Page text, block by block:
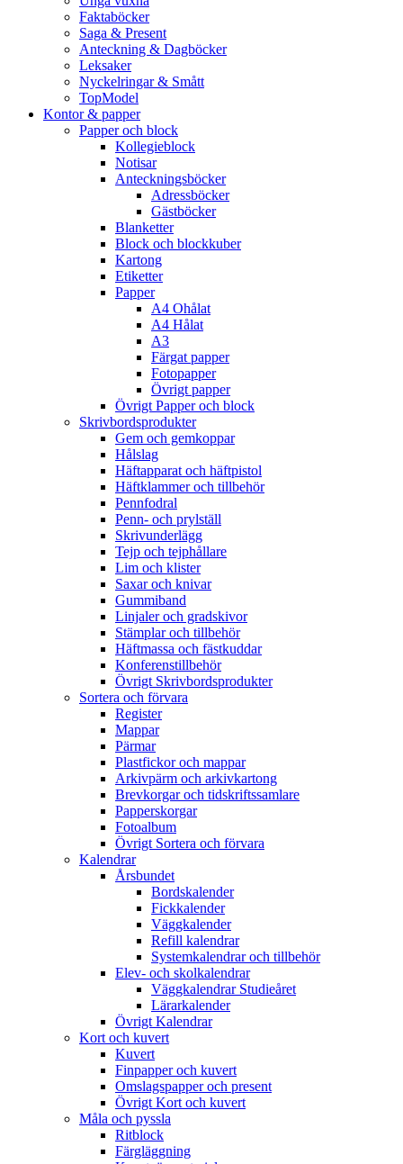
Faktaböcker
Saga & Present
Anteckning & Dagböcker
Leksaker
Nyckelringar & Smått
TopModel
Kontor & papper
Papper och block
Kollegieblock
Notisar
Anteckningsböcker
Adressböcker
Gästböcker
Blanketter
Block och blockkuber
Kartong
Etiketter
Papper
A4 Ohålat
A4 Hålat
A3
Färgat papper
Fotopapper
Övrigt papper
Övrigt Papper och block
Skrivbordsprodukter
Gem och gemkoppar
Hålslag
Häftapparat och häftpistol
Häftklammer och tillbehör
Pennfodral
Penn- och prylställ
Skrivunderlägg
Tejp och tejphållare
Lim och klister
Saxar och knivar
Gummiband
Linjaler och gradskivor
Stämplar och tillbehör
Häftmassa och fästkuddar
Konferenstillbehör
Övrigt Skrivbordsprodukter
Sortera och förvara
Register
Mappar
Pärmar
Plastfickor och mappar
Arkivpärm och arkivkartong
Brevkorgar och tidskriftssamlare
Papperskorgar
Fotoalbum
Övrigt Sortera och förvara
Kalendrar
Årsbundet
Bordskalender
Fickkalender
Väggkalender
Refill kalendrar
Systemkalendrar och tillbehör
Elev- och skolkalendrar
Väggkalendrar Studieåret
Lärarkalender
Övrigt Kalendrar
Kort och kuvert
Kuvert
Finpapper och kuvert
Omslagspapper och present
Övrigt Kort och kuvert
Måla och pyssla
Ritblock
Färgläggning